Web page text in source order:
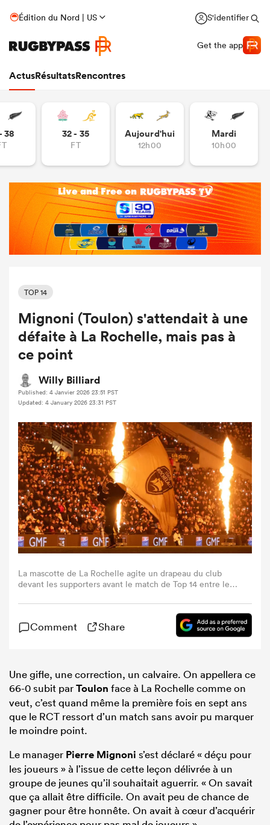
Édition du Nord | US S'identifier
Get the app
ActusRésultatsRencontres
38 32 - 35
FT
Aujourd'hui
12h00
Mardi
10h00
TOP 14
Mignoni (Toulon) s'attendait à une
défaite à La Rochelle, mais pas à
ce point
Willy Billiard
Published: 4 Janvier 2026 23:51 PST
Updated: 4 January 2026 23:31 PST
La mascotte de La Rochelle agite un drapeau du club
devant les supporters avant le match de Top 14 entre le
Marcel-Deflandre, à La Rochelle, dans l’ouest de la
Comment Share
Une gifle, une correction, un calvaire. On appellera ce
66-0 subit parToulon face à La Rochelle comme on
veut, c’est quand même la première fois en sept ans
que le RCT ressort d’un match sans avoir pu marquer
le moindre point.
Le manager Pierre Mignoni s’est déclaré « déçu pour
les joueurs » à l’issue de cette leçon délivrée à un
groupe de jeunes qu’il souhaitait aguerrir. « On savait
que ça allait être difficile. On avait peu de chance de
gagner pour être honnête. On avait à cœur d’acquérir